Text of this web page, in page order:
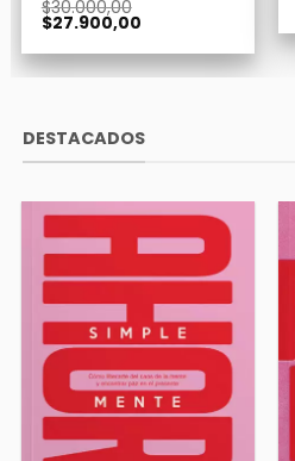
$30.000,00
El
precio
original
era:
$30.000,00.
$27.900,00El
actual
es:
$27.900,00.
DESTACADOS